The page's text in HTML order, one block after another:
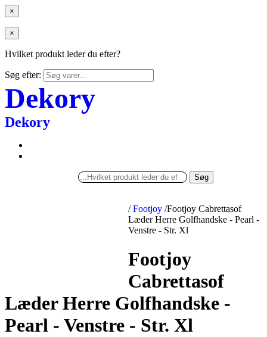
×
×
Hvilket produkt leder du efter?
Søg efter:
Dekory
Dekory
Søg
/ Footjoy /Footjoy Cabrettasof
Læder Herre Golfhandske - Pearl -
Venstre - Str. Xl
Footjoy
Cabrettasof
Læder Herre Golfhandske -
Pearl - Venstre - Str. Xl